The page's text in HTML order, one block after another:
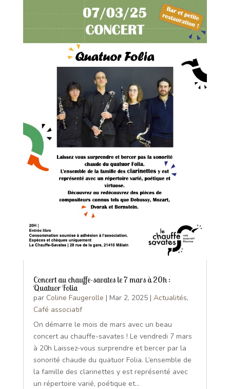
Concert au chauffe-savates le 7 mars à 20h :
Quatuor Folia
par Coline Faugerolle | Mar 2, 2025| Actualités,
Café associatif
On démarre le mois de mars avec un beau
concert au chauffe-savates ! Le vendredi 7 mars
à 20h Laissez-vous surprendre et bercer par la
sonorité chaude du quatuor Folia. L’ensemble de
la famille des clarinettes y est représenté avec
un répertoire varié, poétique et...